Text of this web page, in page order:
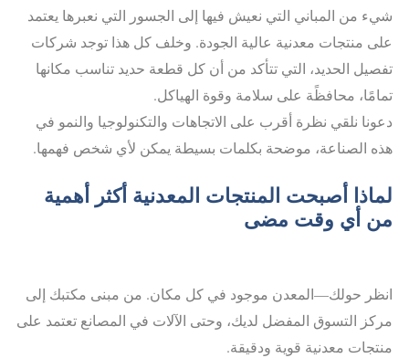
شيء من المباني التي نعيش فيها إلى الجسور التي نعبرها يعتمد
على منتجات معدنية عالية الجودة. وخلف كل هذا توجد شركات
تفصيل الحديد، التي تتأكد من أن كل قطعة حديد تناسب مكانها
تمامًا، محافظًة على سلامة وقوة الهياكل.
دعونا نلقي نظرة أقرب على الاتجاهات والتكنولوجيا والنمو في
هذه الصناعة، موضحة بكلمات بسيطة يمكن لأي شخص فهمها.
لماذا أصبحت المنتجات المعدنية أكثر أهمية
من أي وقت مضى
انظر حولك—المعدن موجود في كل مكان. من مبنى مكتبك إلى
مركز التسوق المفضل لديك، وحتى الآلات في المصانع تعتمد على
منتجات معدنية قوية ودقيقة.